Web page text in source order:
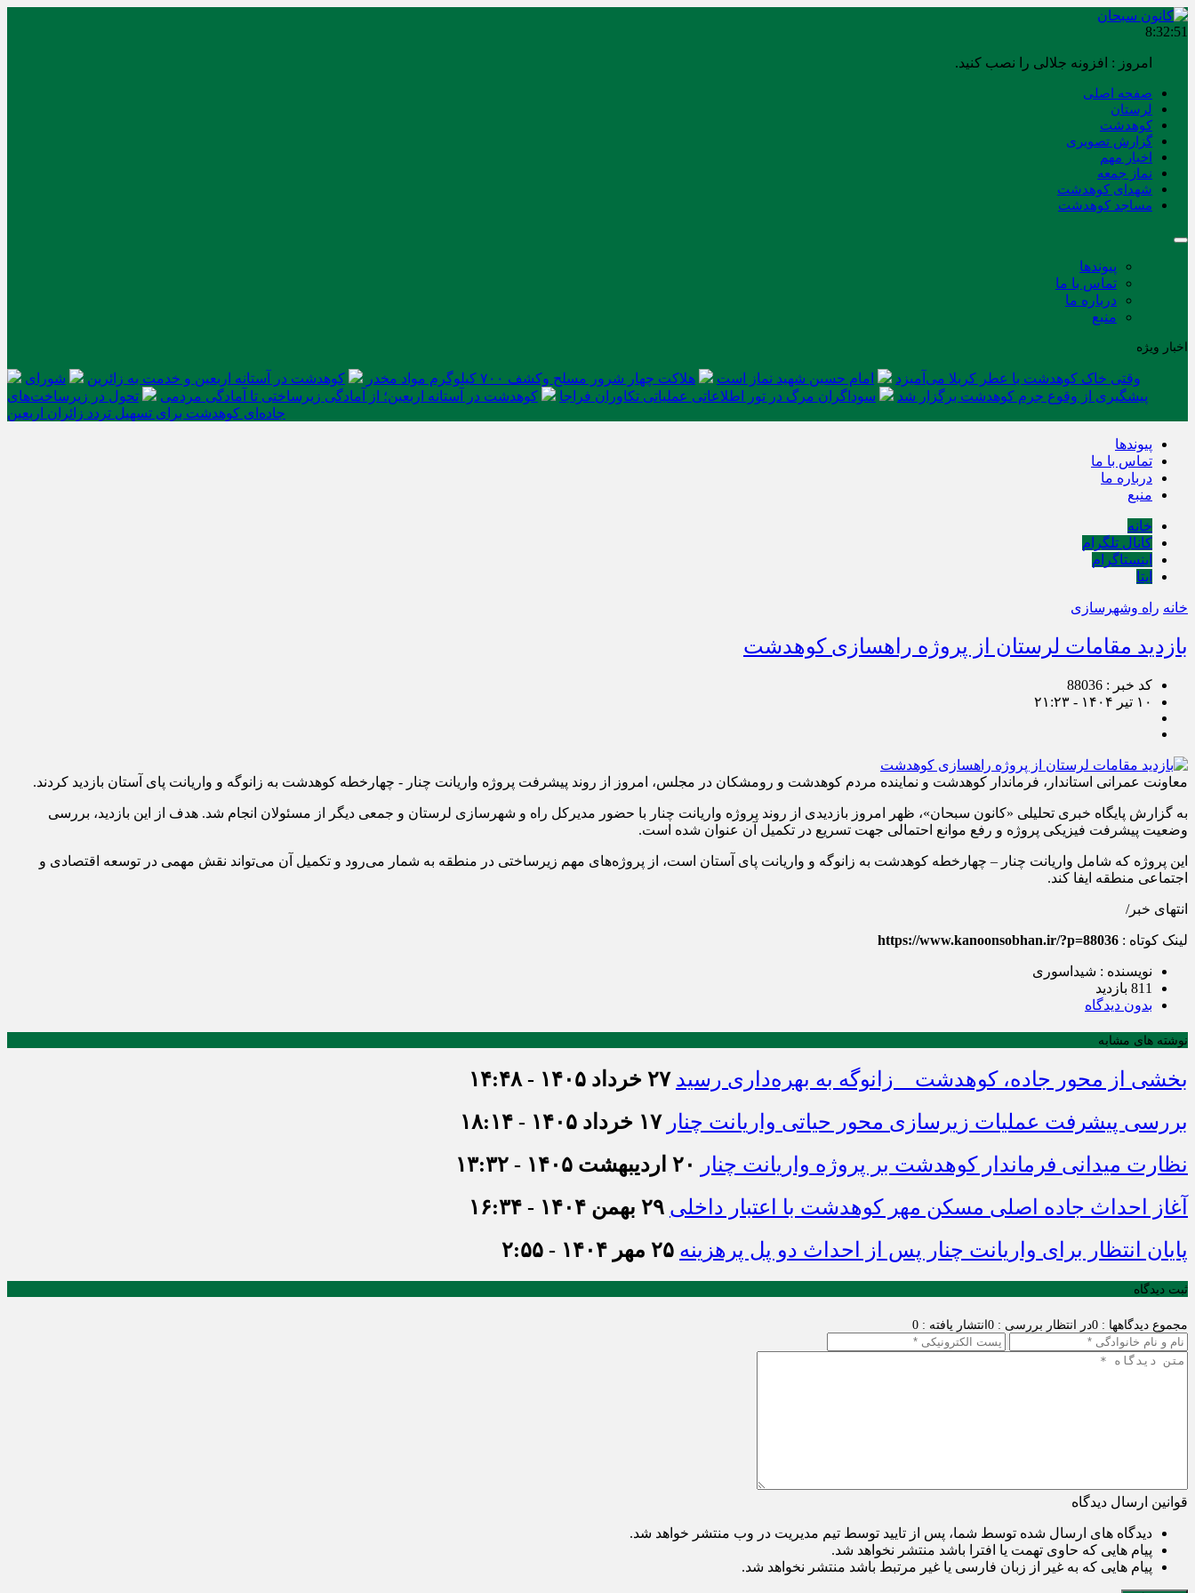
8:32:52
امروز : افزونه جلالی را نصب کنید.
صفحه اصلی
لرستان
کوهدشت
گزارش تصویری
اخبار مهم
نماز جمعه
شهدای کوهدشت
مساجد کوهدشت
پیوندها
تماس با ما
درباره ما
منبع
اخبار ویژه
وقتی خاک کوهدشت با عطر کربلا می‌آمیزد امام حسین شهید نماز است هلاکت چهار شرور مسلح وکشف ۷۰۰ کیلوگرم مواد مخدر کوهدشت در آستانه اربعین و خدمت‌ به زائرین
شورای
پیشگیری از وقوع جرم کوهدشت برگزار شد
سوداگران مرگ در تور اطلاعاتی عملیاتی تکاوران فراجا کوهدشت در آستانه اربعین؛ از آمادگی زیرساختی تا آمادگی مردمی
تحول در زیرساخت‌های
جاده‌ای کوهدشت برای تسهیل تردد زائران اربعین
پیوندها
تماس با ما
درباره ما
منبع
خانه
کانال تلگرام
اینستاگرام
ایتا
خانه راه وشهرسازی
بازدید مقامات لرستان از پروژه راهسازی کوهدشت
کد خبر : 88036
۱۰ تیر ۱۴۰۴ - ۲۱:۲۳
معاونت عمرانی استاندار، فرماندار کوهدشت و نماینده مردم کوهدشت و رومشکان در مجلس، امروز از روند پیشرفت پروژه واریانت چنار - چهارخطه کوهدشت به زانوگه و واریانت پای آستان بازدید کردند.
به گزارش پایگاه خبری تحلیلی «کانون سبحان»، ظهر امروز بازدیدی از روند پروژه واریانت چنار با حضور مدیرکل راه و شهرسازی لرستان و جمعی دیگر از مسئولان انجام شد. هدف از این بازدید، بررسی
وضعیت پیشرفت فیزیکی پروژه و رفع موانع احتمالی جهت تسریع در تکمیل آن عنوان شده است.
این پروژه که شامل واریانت چنار – چهارخطه کوهدشت به زانوگه و واریانت پای آستان است، از پروژه‌های مهم زیرساختی در منطقه به شمار می‌رود و تکمیل آن می‌تواند نقش مهمی در توسعه اقتصادی و
اجتماعی منطقه ایفا کند.
انتهای خبر/
لینک کوتاه : https://www.kanoonsobhan.ir/?p=88036
نویسنده : شیداسوری
811 بازدید
بدون دیدگاه
نوشته های مشابه
بخشی از محور جاده، کوهدشت _ زانوگه به بهره‌داری رسید ۲۷ خرداد ۱۴۰۵ - ۱۴:۴۸
بررسی پیشرفت عملیات زیرسازی محور حیاتی واریانت چنار ۱۷ خرداد ۱۴۰۵ - ۱۸:۱۴
نظارت میدانی فرماندار کوهدشت بر پروژه واریانت چنار
۲۰ اردیبهشت ۱۴۰۵ - ۱۳:۳۲
آغاز احداث جاده اصلی مسکن مهر کوهدشت با اعتبار داخلی ۲۹ بهمن ۱۴۰۴ - ۱۶:۳۴
پایان انتظار برای واریانت چنار پس از احداث دو پل پرهزینه ۲۵ مهر ۱۴۰۴ - ۲:۵۵
ثبت دیدگاه
مجموع دیدگاهها : 0 در انتظار بررسی : 0 انتشار یافته : 0
قوانین ارسال دیدگاه
دیدگاه های ارسال شده توسط شما، پس از تایید توسط تیم مدیریت در وب منتشر خواهد شد.
پیام هایی که حاوی تهمت یا افترا باشد منتشر نخواهد شد.
پیام هایی که به غیر از زبان فارسی یا غیر مرتبط باشد منتشر نخواهد شد.